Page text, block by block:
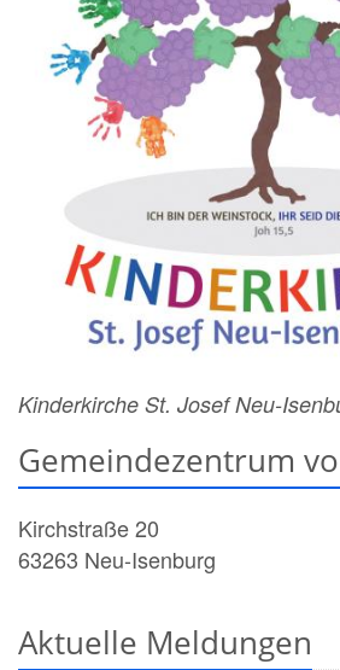
Kinderkirche St. Josef Neu-
Gemeindezentrum
Kirchstraße 20
63263 Neu-Isenburg
Aktuelle Meldungen